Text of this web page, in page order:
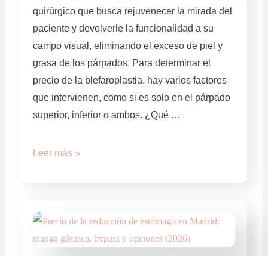
quirúrgico que busca rejuvenecer la mirada del
paciente y devolverle la funcionalidad a su
campo visual, eliminando el exceso de piel y
grasa de los párpados. Para determinar el
precio de la blefaroplastia, hay varios factores
que intervienen, como si es solo en el párpado
superior, inferior o ambos. ¿Qué …
Leer más »